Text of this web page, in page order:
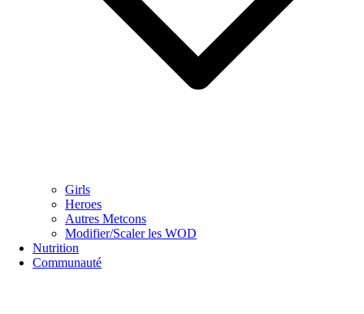
Girls
Heroes
Autres Metcons
Modifier/Scaler les WOD
Nutrition
Communauté